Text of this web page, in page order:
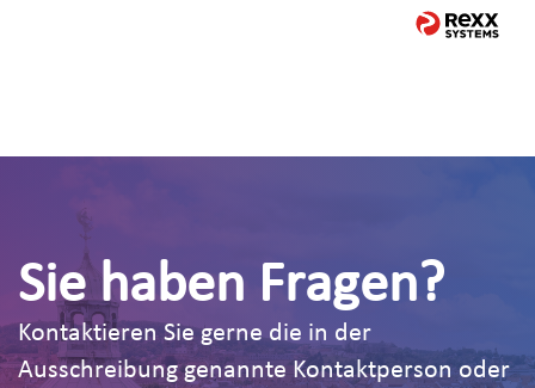
Sie haben Fragen?
Kontaktieren Sie gerne die in der
Ausschreibung genannte Kontaktperson oder